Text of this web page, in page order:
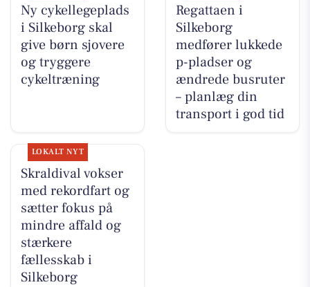
Ny cykellegeplads
i Silkeborg skal
give børn sjovere
og tryggere
cykeltræning
Regattaen i
Silkeborg
medfører lukkede
p-pladser og
ændrede busruter
– planlæg din
transport i god tid
LOKALT NYT
Skraldival vokser
med rekordfart og
sætter fokus på
mindre affald og
stærkere
fællesskab i
Silkeborg